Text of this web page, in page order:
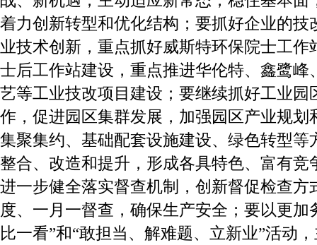
着力创新转型和优化结构；要抓好企业的技
业技术创新，重点抓好威斯特环保院士工作
士后工作站建设，重点推进华伦特、鑫鹭峰
艺等工业技改项目建设；要继续抓好工业园
作，促进园区集群发展，加强园区产业规划
集聚集约、基础配套设施建设、绿色转型等
整合、改造和提升，形成各具特色、富有竞
进一步健全落实督查机制，创新督促检查方
度、一月一督查，确保生产安全；要以更加
比一看”和“敢担当、解难题、立新业”活动